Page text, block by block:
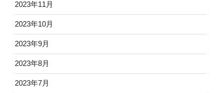
2023年11月
2023年10月
2023年9月
2023年8月
2023年7月